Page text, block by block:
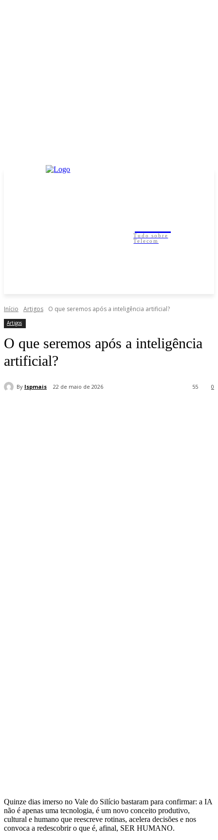
Tudo sobre
Telecom
Início Artigos O que seremos após a inteligência artificial?
Artigos
O que seremos após a inteligência
artificial?
By Ispmais 22 de maio de 2026 0
55
Quinze dias imerso no Vale do Silício bastaram para confirmar: a IA
não é apenas uma tecnologia, é um novo conceito produtivo,
cultural e humano que reescreve rotinas, acelera decisões e nos
convoca a redescobrir o que é, afinal, SER HUMANO.